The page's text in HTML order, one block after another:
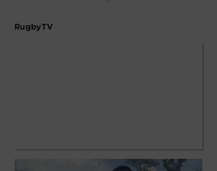
RugbyTV